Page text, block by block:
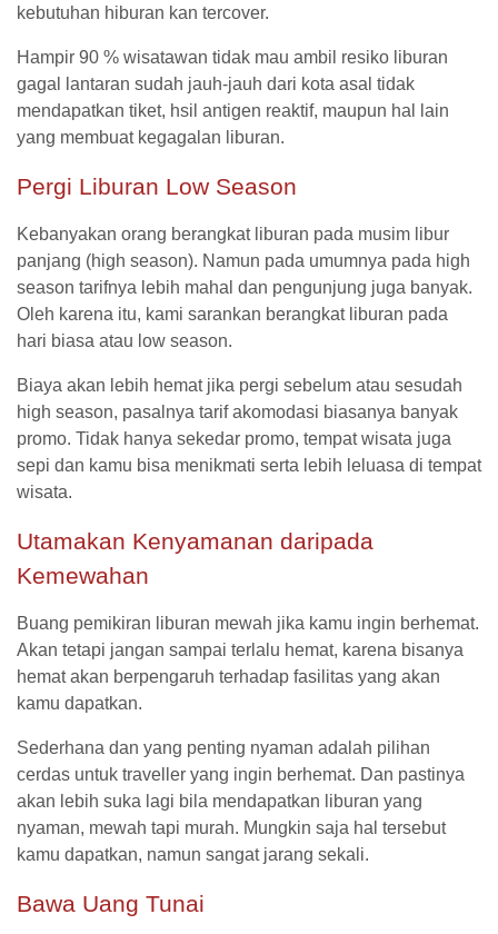
kebutuhan hiburan kan tercover.
Hampir 90 % wisatawan tidak mau ambil resiko liburan
gagal lantaran sudah jauh-jauh dari kota asal tidak
mendapatkan tiket, hsil antigen reaktif, maupun hal lain
yang membuat kegagalan liburan.
Pergi Liburan Low Season
Kebanyakan orang berangkat liburan pada musim libur
panjang (high season). Namun pada umumnya pada high
season tarifnya lebih mahal dan pengunjung juga banyak.
Oleh karena itu, kami sarankan berangkat liburan pada
hari biasa atau low season.
Biaya akan lebih hemat jika pergi sebelum atau sesudah
high season, pasalnya tarif akomodasi biasanya banyak
promo. Tidak hanya sekedar promo, tempat wisata juga
sepi dan kamu bisa menikmati serta lebih leluasa di tempat
wisata.
Utamakan Kenyamanan daripada
Kemewahan
Buang pemikiran liburan mewah jika kamu ingin berhemat.
Akan tetapi jangan sampai terlalu hemat, karena bisanya
hemat akan berpengaruh terhadap fasilitas yang akan
kamu dapatkan.
Sederhana dan yang penting nyaman adalah pilihan
cerdas untuk traveller yang ingin berhemat. Dan pastinya
akan lebih suka lagi bila mendapatkan liburan yang
nyaman, mewah tapi murah. Mungkin saja hal tersebut
kamu dapatkan, namun sangat jarang sekali.
Bawa Uang Tunai